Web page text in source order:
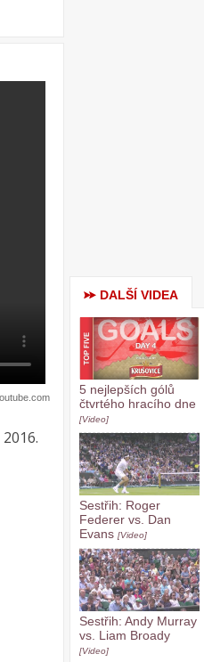
DALŠÍ VIDEA
5 nejlepších gólů
čtvrtého hracího dne
[Video]
Sestřih: Roger
Federer vs. Dan
Evans [Video]
Sestřih: Andy Murray
vs. Liam Broady
[Video]